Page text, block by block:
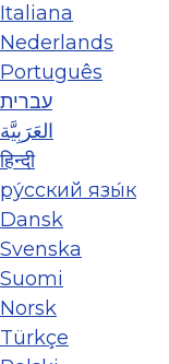
Italiana
Nederlands
Português
עברית
العَرَبِيَّة
हिन्दी
ру́сский язы́к
Dansk
Svenska
Suomi
Norsk
Türkçe